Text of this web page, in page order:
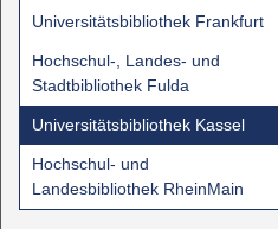
Universitätsbibliothek Frankfurt
Hochschul-, Landes- und
Stadtbibliothek Fulda
Universitätsbibliothek Kassel
Hochschul- und
Landesbibliothek RheinMain